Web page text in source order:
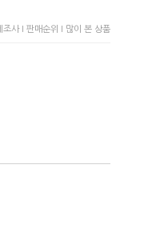
조사 I 판매순위 I 많이 본 상품